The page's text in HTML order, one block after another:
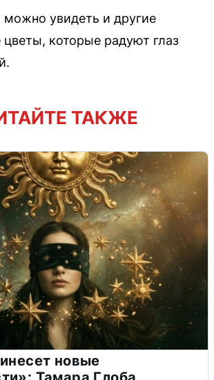
увидеть и другие
которые радуют глаз
ТАКЖЕ
новые